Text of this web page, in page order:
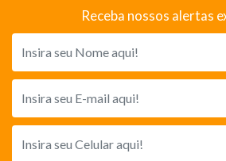
Receba nossos alertas